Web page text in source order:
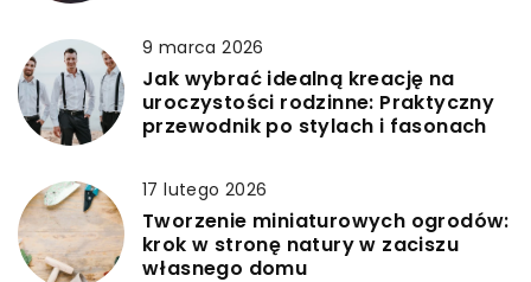
9 marca 2026
Jak wybrać idealną kreację na
uroczystości rodzinne: Praktyczny
przewodnik po stylach i fasonach
17 lutego 2026
Tworzenie miniaturowych ogrodów:
krok w stronę natury w zaciszu
własnego domu